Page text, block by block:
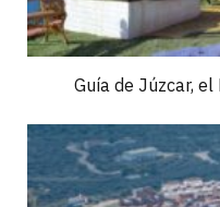
Guía de Júzcar,